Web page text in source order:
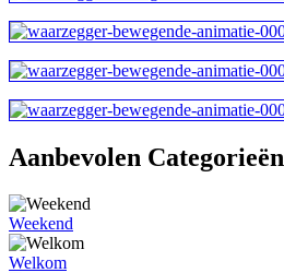
Aanbevolen Categorieën
Weekend
Welkom